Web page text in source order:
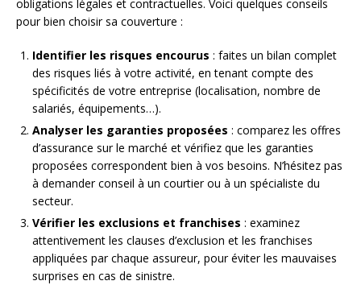
obligations légales et contractuelles. Voici quelques conseils
pour bien choisir sa couverture :
Identifier les risques encourus : faites un bilan complet
des risques liés à votre activité, en tenant compte des
spécificités de votre entreprise (localisation, nombre de
salariés, équipements…).
Analyser les garanties proposées : comparez les offres
d’assurance sur le marché et vérifiez que les garanties
proposées correspondent bien à vos besoins. N’hésitez pas
à demander conseil à un courtier ou à un spécialiste du
secteur.
Vérifier les exclusions et franchises : examinez
attentivement les clauses d’exclusion et les franchises
appliquées par chaque assureur, pour éviter les mauvaises
surprises en cas de sinistre.